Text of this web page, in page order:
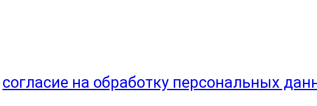
согласие на обработку персональных